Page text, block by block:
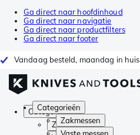
Ga direct naar hoofdinhoud
Ga direct naar navigatie
Ga direct naar productfilters
Ga direct naar footer
Vandaag besteld, maandag in huis
Categorieën
Zakmessen
Categorieën
Zakmessen